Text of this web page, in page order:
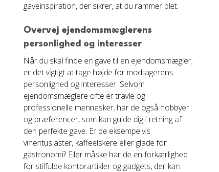
gaveinspiration, der sikrer, at du rammer plet.
Overvej ejendomsmæglerens
personlighed og interesser
Når du skal finde en gave til en ejendomsmægler,
er det vigtigt at tage højde for modtagerens
personlighed og interesser. Selvom
ejendomsmæglere ofte er travle og
professionelle mennesker, har de også hobbyer
og præferencer, som kan guide dig i retning af
den perfekte gave. Er de eksempelvis
vinentusiaster, kaffeelskere eller glade for
gastronomi? Eller måske har de en forkærlighed
for stilfulde kontorartikler og gadgets, der kan